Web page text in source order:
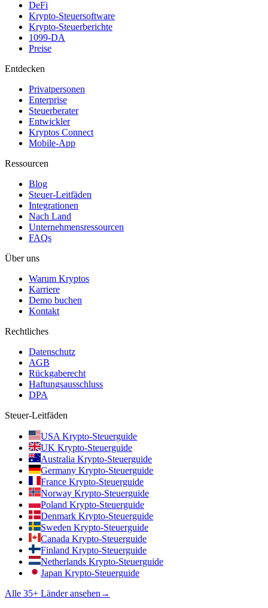
DeFi
Krypto-Steuersoftware
Krypto-Steuerberichte
1099-DA
Preise
Entdecken
Privatpersonen
Enterprise
Steuerberater
Entwickler
Kryptos Connect
Mobile-App
Ressourcen
Blog
Steuer-Leitfäden
Integrationen
Nach Land
Unternehmensressourcen
FAQs
Über uns
Warum Kryptos
Karriere
Demo buchen
Kontakt
Rechtliches
Datenschutz
AGB
Rückgaberecht
Haftungsausschluss
DPA
Steuer-Leitfäden
USA Krypto-Steuerguide
UK Krypto-Steuerguide
Australia Krypto-Steuerguide
Germany Krypto-Steuerguide
France Krypto-Steuerguide
Norway Krypto-Steuerguide
Poland Krypto-Steuerguide
Denmark Krypto-Steuerguide
Sweden Krypto-Steuerguide
Canada Krypto-Steuerguide
Finland Krypto-Steuerguide
Netherlands Krypto-Steuerguide
Japan Krypto-Steuerguide
Alle 35+ Länder ansehen →